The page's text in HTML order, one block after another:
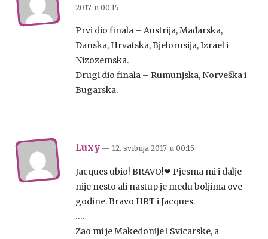
2017. u 00:15
Prvi dio finala – Austrija, Mađarska,
Danska, Hrvatska, Bjelorusija, Izrael i
Nizozemska.
Drugi dio finala – Rumunjska, Norveška i
Bugarska.
Luxy — 12. svibnja 2017. u 00:15
Jacques ubio! BRAVO!❤ Pjesma mi i dalje
nije nesto ali nastup je medu boljima ove
godine. Bravo HRT i Jacques.
….
Zao mi je Makedonije i Svicarske, a